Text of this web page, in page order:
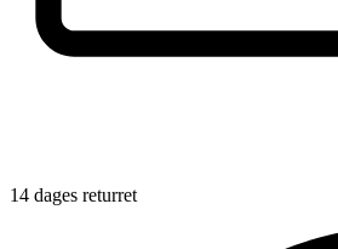
14 dages returret